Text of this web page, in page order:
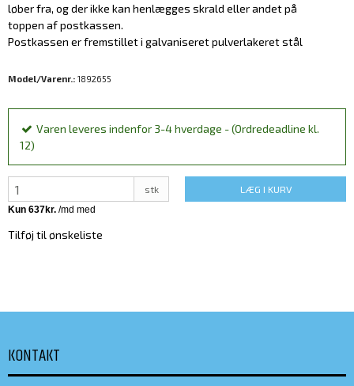
løber fra, og der ikke kan henlægges skrald eller andet på
toppen af postkassen.
Postkassen er fremstillet i galvaniseret pulverlakeret stål
Model/Varenr.: 1892655
Varen leveres indenfor 3-4 hverdage - (Ordredeadline kl.
12)
stk LÆG I KURV
Tilføj til ønskeliste
KONTAKT